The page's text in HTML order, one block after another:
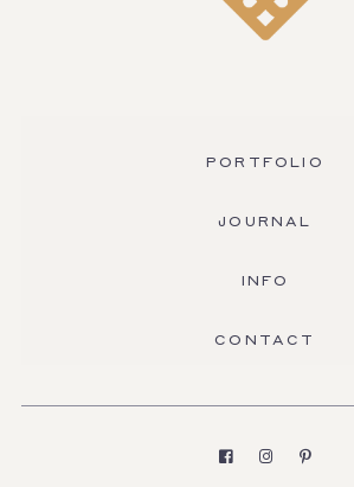
PORTFOLIO
JOURNAL
INFO
CONTACT